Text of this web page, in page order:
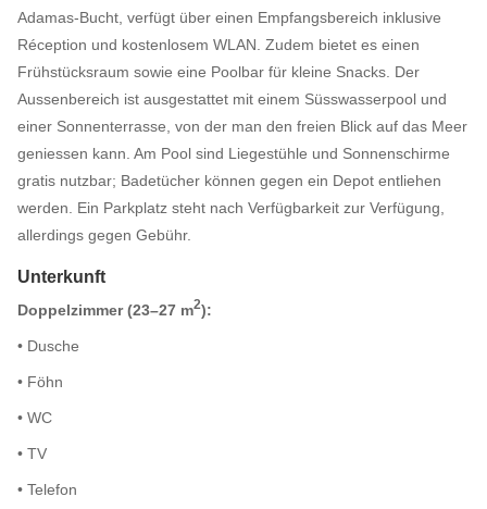
Adamas-Bucht, verfügt über einen Empfangsbereich inklusive
Réception und kostenlosem WLAN. Zudem bietet es einen
Frühstücksraum sowie eine Poolbar für kleine Snacks. Der
Aussenbereich ist ausgestattet mit einem Süsswasserpool und
einer Sonnenterrasse, von der man den freien Blick auf das Meer
geniessen kann. Am Pool sind Liegestühle und Sonnenschirme
gratis nutzbar; Badetücher können gegen ein Depot entliehen
werden. Ein Parkplatz steht nach Verfügbarkeit zur Verfügung,
allerdings gegen Gebühr.
Unterkunft
Doppelzimmer (23–27 m2):
• Dusche
• Föhn
• WC
• TV
• Telefon